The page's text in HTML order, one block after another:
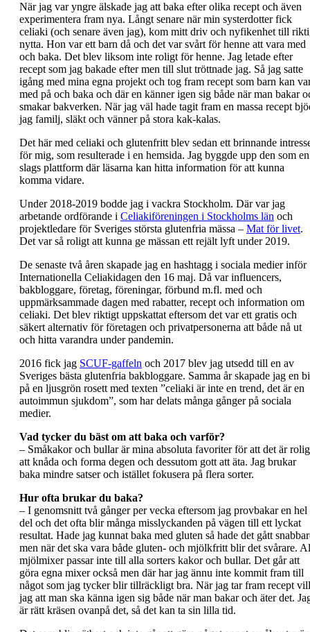
När jag var yngre älskade jag att baka efter olika recept och även
experimentera fram nya. Långt senare när min systerdotter fick
celiaki (och senare även jag), kom mitt driv och nyfikenhet till
nytta. Hon var ett barn då och det var svårt för henne att vara med
och baka. Det blev liksom inte roligt för henne. Jag letade efter
recept som jag bakade efter men till slut tröttnade jag. Så jag satte
igång med mina egna projekt och tog fram recept som barn kan
med på och baka och där en känner igen sig både när man bakar
smakar bakverken. När jag väl hade tagit fram en massa recept
jag familj, släkt och vänner på stora kak-kalas.
Det här med celiaki och glutenfritt blev sedan ett brinnande
för mig, som resulterade i en hemsida. Jag byggde upp den som en
slags plattform där läsarna kan hitta information för att kunna
komma vidare.
Under 2018-2019 bodde jag i vackra Stockholm. Där var jag
arbetande ordförande i Celiakiföreningen i Stockholms län och
projektledare för Sveriges största glutenfria mässa – Mat för livet.
Det var så roligt att kunna ge mässan ett rejält lyft under 2019.
De senaste två åren skapade jag en hashtagg i sociala medier inför
Internationella Celiakidagen den 16 maj. Då var influencers,
bakbloggare, företag, föreningar, förbund m.fl. med och
uppmärksammade dagen med rabatter, recept och information om
celiaki. Det blev riktigt uppskattat eftersom det var ett gratis och
säkert alternativ för företagen och privatpersonerna att både nå ut
och hitta varandra under pandemin.
2016 fick jag SCUF-gaffeln och 2017 blev jag utsedd till en av
Sveriges bästa glutenfria bakbloggare. Samma år skapade jag en
på en ljusgrön rosett med texten ”celiaki är inte en trend, det är en
autoimmun sjukdom”, som har delats många gånger på sociala
medier.
Vad tycker du bäst om att baka och varför?
– Småkakor och bullar är mina absoluta favoriter för att det är
att knåda och forma degen och dessutom gott att äta. Jag brukar
baka mindre satser och istället fokusera på flera sorter.
Hur ofta brukar du baka?
– I genomsnitt två gånger per vecka eftersom jag provbakar en hel
del och det ofta blir många misslyckanden på vägen till ett lyckat
resultat. Hade jag kunnat baka med gluten så hade det gått
men när det ska vara både gluten- och mjölkfritt blir det svårare.
mjölmixer passar inte till alla sorters kakor och bullar. Det går att
göra egna mixer också men där har jag ännu inte kommit fram till
något som jag tycker blir tillräckligt bra. När jag tar fram recept vill
jag att man ska känna igen sig både när man bakar och äter det.
är rätt kräsen ovanpå det, så det kan ta sin lilla tid.